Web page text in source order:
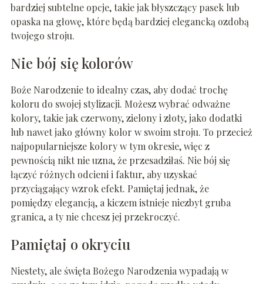
bardziej subtelne opcje, takie jak błyszczący pasek lub
opaska na głowę, które będą bardziej elegancką ozdobą
twojego stroju.
Nie bój się kolorów
Boże Narodzenie to idealny czas, aby dodać trochę
koloru do swojej stylizacji. Możesz wybrać odważne
kolory, takie jak czerwony, zielony i złoty, jako dodatki
lub nawet jako główny kolor w swoim stroju. To przecież
najpopularniejsze kolory w tym okresie, więc z
pewnością nikt nie uzna, że przesadziłaś. Nie bój się
łączyć różnych odcieni i faktur, aby uzyskać
przyciągający wzrok efekt. Pamiętaj jednak, że
pomiędzy elegancją, a kiczem istnieje niezbyt gruba
granica, a ty nie chcesz jej przekroczyć.
Pamiętaj o okryciu
Niestety, ale święta Bożego Narodzenia wypadają w